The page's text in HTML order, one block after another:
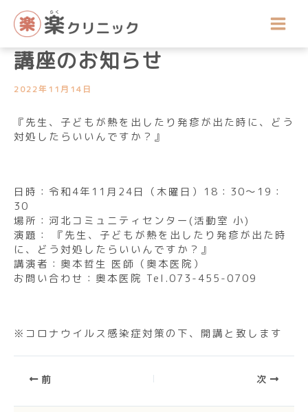
ス
講座開催のお知らせ
令和4年11月の公開医療健康
講座のお知らせ
2022年11月14日
『先生、子どもが熱を出したり発疹が出た時に、どう
対処したらいいんですか？』
日時：令和4年11月24日（木曜日）18：30～19：
30
場所：河北コミュニティセンター(活動室 小)
演題： 『先生、子どもが熱を出したり発疹が出た時
に、どう対処したらいいんですか？』
講演者：奥本哲生 医師（奥本医院）
お問い合わせ：奥本医院 Tel.073-455-0709
※コロナウイルス感染症対策の下、開講と致します
前 次